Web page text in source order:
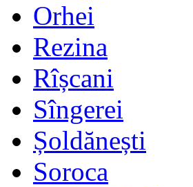
Orhei
Rezina
Rîșcani
Sîngerei
Șoldănești
Soroca